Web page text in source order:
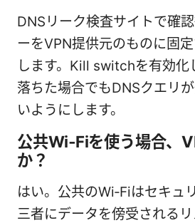
DNSリーク検査サイトで確
ーをVPN提供元のものに固
します。Kill switchを有効化
落ちた場合でもDNSクエリ
いようにします。
公共Wi‑Fiを使う場合、
か？
はい。公共のWi‑Fiはセキュ
三者にデータを傍受されるリ